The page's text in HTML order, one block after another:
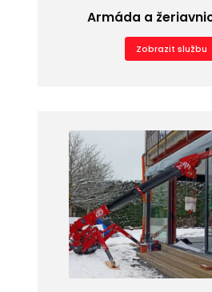
Armáda a
Zobrazit službu